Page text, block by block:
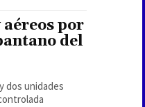
por
del
dos unidades